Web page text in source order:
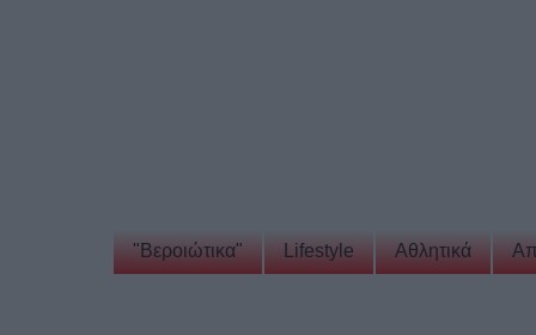
"Βεροιώτικα" Lifestyle Αθλητικά